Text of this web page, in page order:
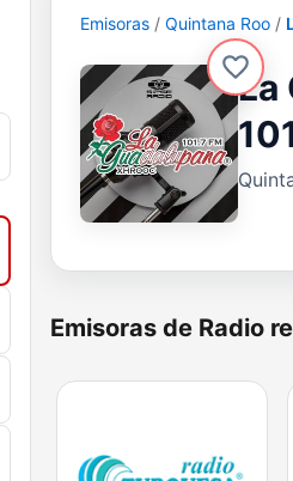
Emisoras Quintana Roo
La
Emisoras de Radio